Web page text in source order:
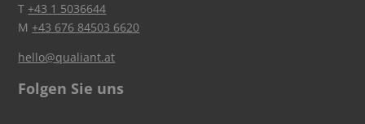
T+43 1 5036644
M+43 676 84503 6620
hello@qualiant.at
Folgen Sie uns